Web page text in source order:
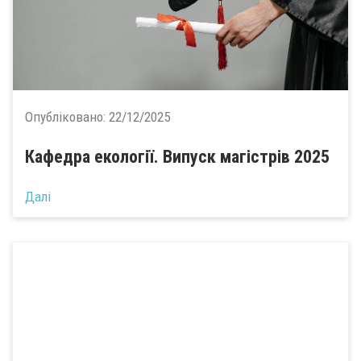
Опубліковано: 22/12/2025
Кафедра екології. Випуск магістрів 2025
Далі